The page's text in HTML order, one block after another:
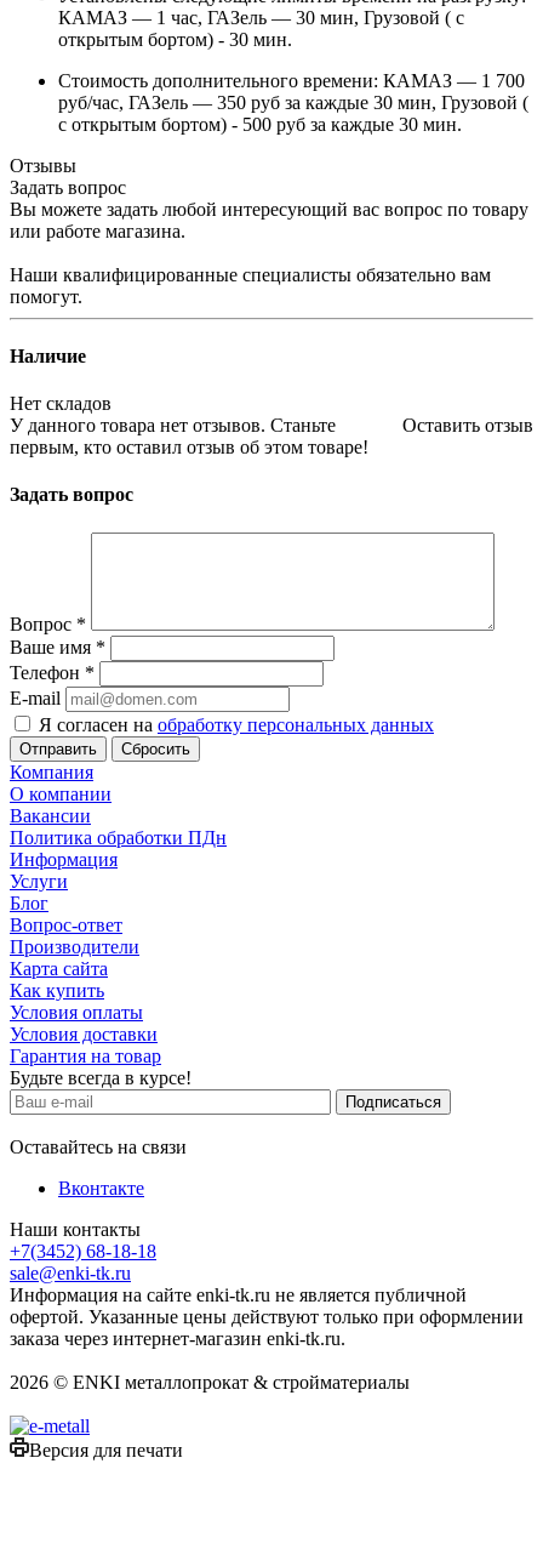
КАМАЗ — 1 час, ГАЗель — 30 мин, Грузовой ( с
открытым бортом) - 30 мин.
Стоимость дополнительного времени: КАМАЗ — 1 700
руб/час, ГАЗель — 350 руб за каждые 30 мин, Грузовой (
с открытым бортом) - 500 руб за каждые 30 мин.
Отзывы
Задать вопрос
Вы можете задать любой интересующий вас вопрос по товару
или работе магазина.
Наши квалифицированные специалисты обязательно вам
помогут.
Наличие
Нет складов
Оставить отзыв
У данного товара нет отзывов. Станьте
первым, кто оставил отзыв об этом товаре!
Задать вопрос
Вопрос *
Ваше имя *
Телефон *
E-mail
Я согласен на обработку персональных данных
Сбросить
Компания
О компании
Вакансии
Политика обработки ПДн
Информация
Услуги
Блог
Вопрос-ответ
Производители
Карта сайта
Как купить
Условия оплаты
Условия доставки
Гарантия на товар
Будьте всегда в курсе!
Оставайтесь на связи
Вконтакте
Наши контакты
+7(3452) 68-18-18
sale@enki-tk.ru
Информация на сайте enki-tk.ru не является публичной
офертой. Указанные цены действуют только при оформлении
заказа через интернет-магазин enki-tk.ru.
2026 © ENKI металлопрокат & стройматериалы
Версия для печати